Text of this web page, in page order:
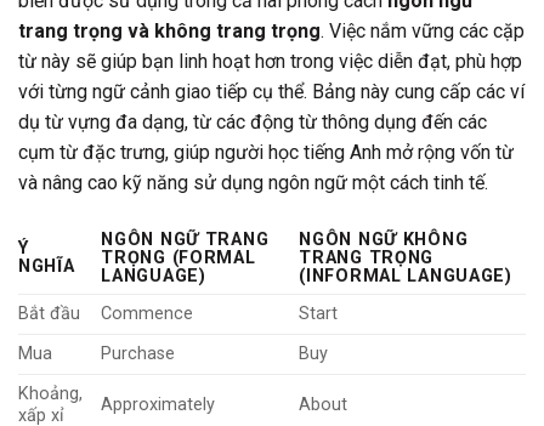
trang trọng và không trang trọng. Việc nắm vững các cặp
từ này sẽ giúp bạn linh hoạt hơn trong việc diễn đạt, phù hợp
với từng ngữ cảnh giao tiếp cụ thể. Bảng này cung cấp các ví
dụ từ vựng đa dạng, từ các động từ thông dụng đến các
cụm từ đặc trưng, giúp người học tiếng Anh mở rộng vốn từ
và nâng cao kỹ năng sử dụng ngôn ngữ một cách tinh tế.
Ý
NGHĨA
NGÔN NGỮ TRANG
TRỌNG (FORMAL
LANGUAGE)
NGÔN NGỮ KHÔNG
TRANG TRỌNG
(INFORMAL LANGUAGE)
Bắt đầu
Commence
Start
Mua
Purchase
Buy
Khoảng,
xấp xỉ
Approximately About